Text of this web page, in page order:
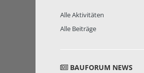
Alle Aktivitäten
Alle Beiträge
BAUFORUM NEWS